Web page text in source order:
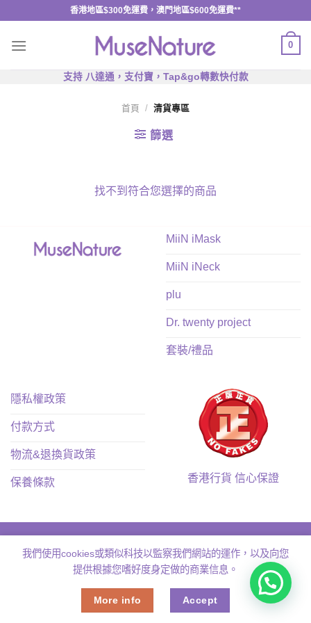
content
香港地區$300免運費，澳門地區$600免運費**
0
支持 八達通，支付寶，Tap&go轉數快付款
首頁 / 清貨專區
篩選
找不到符合您選擇的商品
MiiN iMask
MiiN iNeck
plu
Dr. twenty project
套裝/禮品
隱私權政策
付款方式
物流&退換貨政策
保養條款 香港行貨 信心保證
Copyright 2026 ©Muse.hk
我們使用cookies或類似科技以監察我們網站的運作，以及向您
提供根據您嗜好度身定做的商業信息。
More info Accept